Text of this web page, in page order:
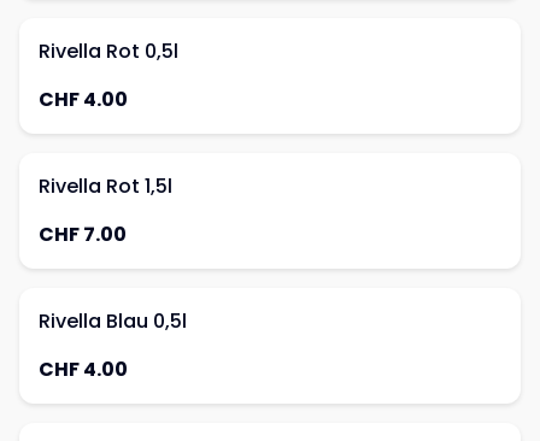
Rivella Rot 0,5l
CHF 4.00
Rivella Rot 1,5l
CHF 7.00
Rivella Blau 0,5l
CHF 4.00